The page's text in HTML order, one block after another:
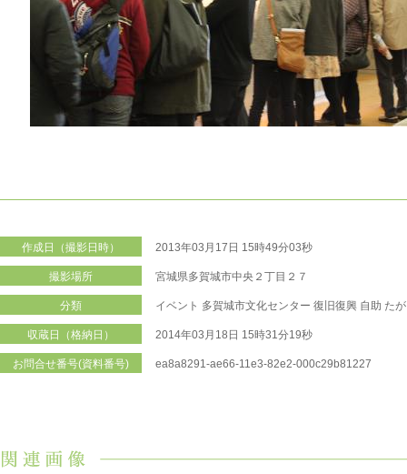
作成日（撮影日時） 2013年03月17日 15時49分03秒
撮影場所 宮城県多賀城市中央２丁目２７
分類 イベント 多賀城市文化センター 復旧復興 自助 た
収蔵日（格納日） 2014年03月18日 15時31分19秒
お問合せ番号(資料番号) ea8a8291-ae66-11e3-82e2-000c29b81227